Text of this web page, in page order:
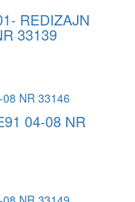
REDIZAJN
33139
04-08 NR